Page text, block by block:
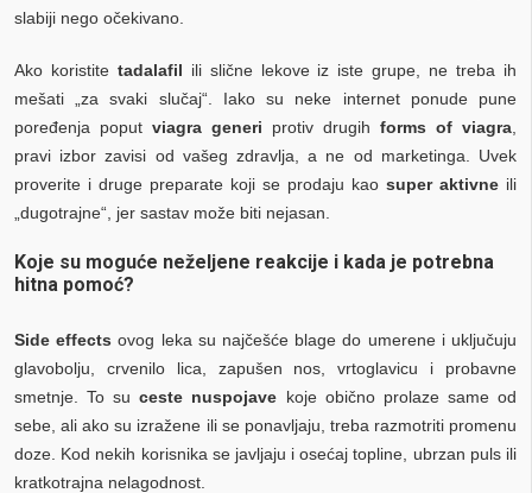
slabiji nego očekivano.
Ako koristite tadalafil ili slične lekove iz iste grupe, ne treba ih
mešati „za svaki slučaj“. Iako su neke internet ponude pune
poređenja poput viagra generi protiv drugih forms of viagra
pravi izbor zavisi od vašeg zdravlja, a ne od marketinga. Uvek
proverite i druge preparate koji se prodaju kao super aktivne ili
„dugotrajne“, jer sastav može biti nejasan.
Koje su moguće neželjene reakcije i kada je potrebna
hitna pomoć?
Side effects ovog leka su najčešće blage do umerene i uključuju
glavobolju, crvenilo lica, zapušen nos, vrtoglavicu i probavne
smetnje. To suceste nuspojave koje obično prolaze same od
sebe, ali ako su izražene ili se ponavljaju, treba razmotriti promenu
doze. Kod nekih korisnika se javljaju i osećaj topline, ubrzan puls ili
kratkotrajna nelagodnost.